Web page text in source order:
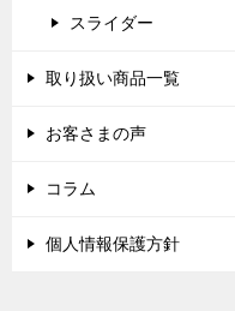
スライダー
取り扱い商品一覧
お客さまの声
コラム
個人情報保護方針